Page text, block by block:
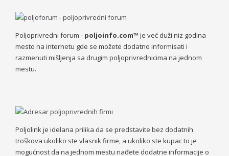
Poljoprivredni forum - poljoinfo.com™ je već duži niz godina
mesto na internetu gde se možete dodatno informisati i
razmenuti mišljenja sa drugim poljoprivrednicima na jednom
mestu.
Poljolink je idelana prilika da se predstavite bez dodatnih
troškova ukoliko ste vlasnik firme, a ukoliko ste kupac to je
mogućnost da na jednom mestu nađete dodatne informacije o